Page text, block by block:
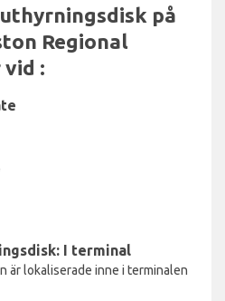
på
Regional
:
I terminal
är lokaliserade inne i terminalen